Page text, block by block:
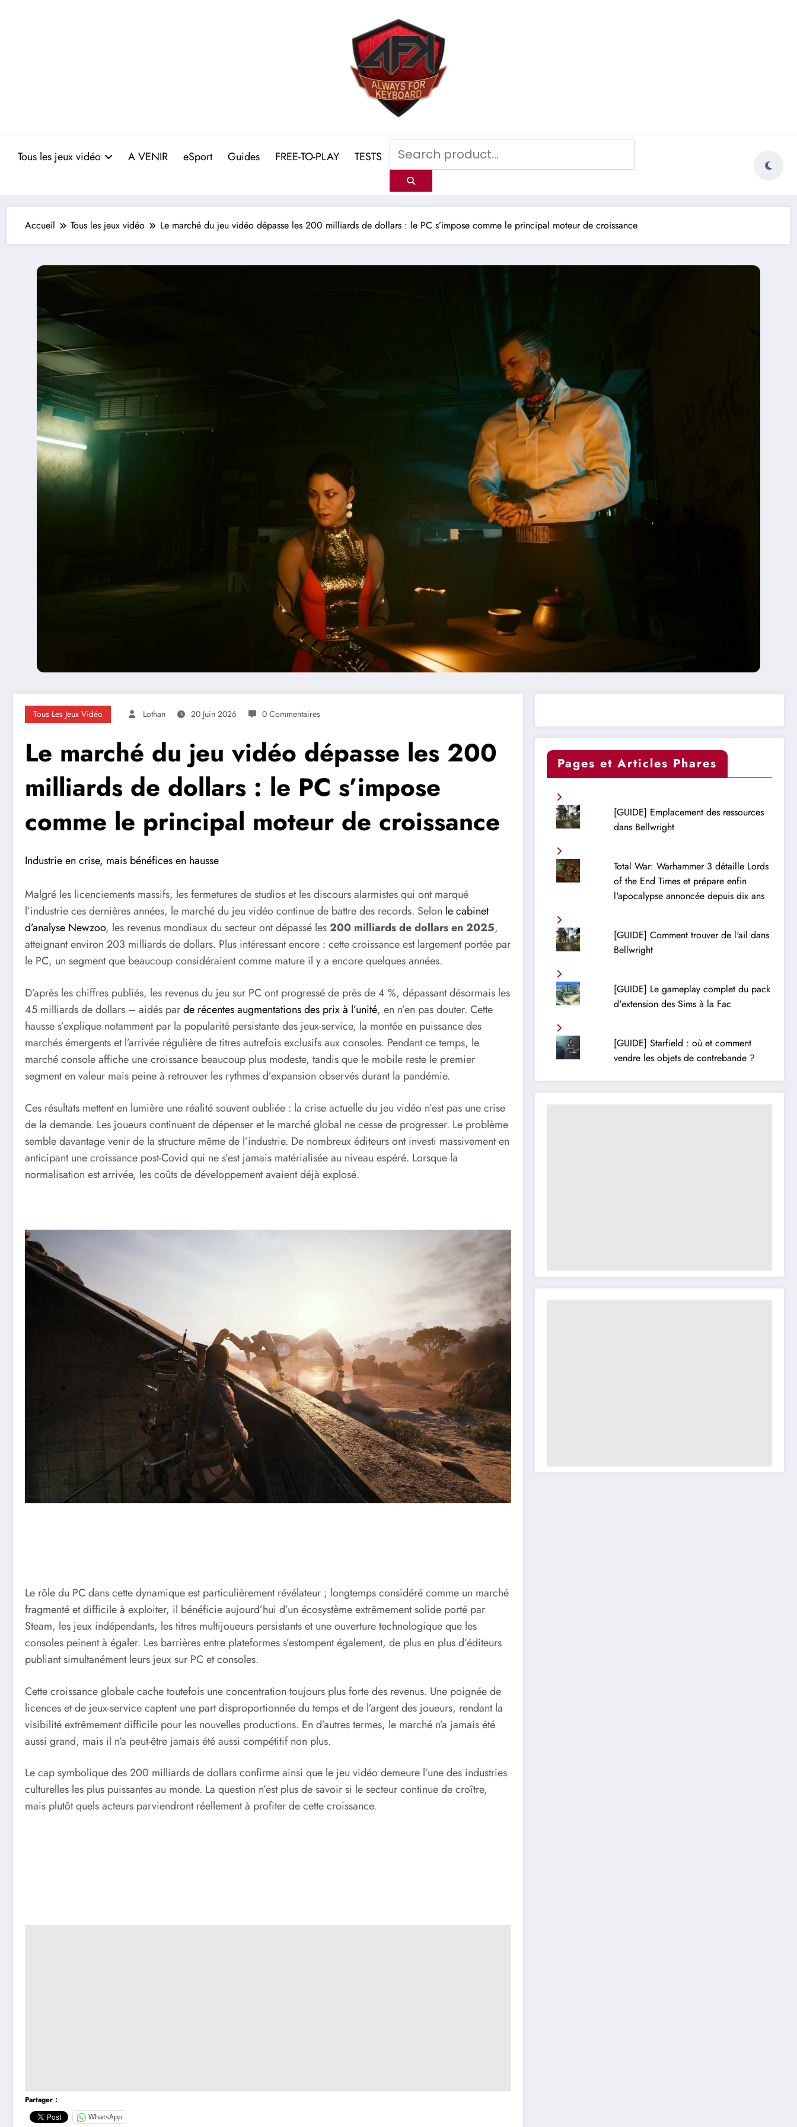
Tous les jeux vidéo A VENIR eSport Guides FREE-TO-PLAY TESTS
Accueil Tous les jeux vidéo Le marché du jeu vidéo dépasse les 200 milliards de dollars : le PC s’impose comme le principal moteur de croissance
Tous Les Jeux Vidéo Lothan 20 Juin 2026 0 Commentaires
Le marché du jeu vidéo dépasse les 200
milliards de dollars : le PC s’impose
comme le principal moteur de croissance
Industrie en crise, mais bénéfices en hausse
Malgré les licenciements massifs, les fermetures de studios et les discours alarmistes qui ont marqué
l’industrie ces dernières années, le marché du jeu vidéo continue de battre des records. Selon le cabinet
d’analyse Newzoo, les revenus mondiaux du secteur ont dépassé les200 milliards de dollars en 2025,
atteignant environ 203 milliards de dollars. Plus intéressant encore : cette croissance est largement portée par
le PC, un segment que beaucoup considéraient comme mature il y a encore quelques années.
D’après les chiffres publiés, les revenus du jeu sur PC ont progressé de près de 4 %, dépassant désormais les
45 milliards de dollars – aidés parde récentes augmentations des prix à l’unité, en n’en pas douter. Cette
hausse s’explique notamment par la popularité persistante des jeux-service, la montée en puissance des
marchés émergents et l’arrivée régulière de titres autrefois exclusifs aux consoles. Pendant ce temps, le
marché console affiche une croissance beaucoup plus modeste, tandis que le mobile reste le premier
segment en valeur mais peine à retrouver les rythmes d’expansion observés durant la pandémie.
Ces résultats mettent en lumière une réalité souvent oubliée : la crise actuelle du jeu vidéo n’est pas une crise
de la demande. Les joueurs continuent de dépenser et le marché global ne cesse de progresser. Le problème
semble davantage venir de la structure même de l’industrie. De nombreux éditeurs ont investi massivement en
anticipant une croissance post-Covid qui ne s’est jamais matérialisée au niveau espéré. Lorsque la
normalisation est arrivée, les coûts de développement avaient déjà explosé.
Le rôle du PC dans cette dynamique est particulièrement révélateur ; longtemps considéré comme un marché
fragmenté et difficile à exploiter, il bénéficie aujourd’hui d’un écosystème extrêmement solide porté par
Steam, les jeux indépendants, les titres multijoueurs persistants et une ouverture technologique que les
consoles peinent à égaler. Les barrières entre plateformes s’estompent également, de plus en plus d’éditeurs
publiant simultanément leurs jeux sur PC et consoles.
Cette croissance globale cache toutefois une concentration toujours plus forte des revenus. Une poignée de
licences et de jeux-service captent une part disproportionnée du temps et de l’argent des joueurs, rendant la
visibilité extrêmement difficile pour les nouvelles productions. En d’autres termes, le marché n’a jamais été
aussi grand, mais il n’a peut-être jamais été aussi compétitif non plus.
Le cap symbolique des 200 milliards de dollars confirme ainsi que le jeu vidéo demeure l’une des industries
culturelles les plus puissantes au monde. La question n’est plus de savoir si le secteur continue de croître,
mais plutôt quels acteurs parviendront réellement à profiter de cette croissance.
Partager :
WhatsApp
Pages et Articles Phares
[GUIDE] Emplacement des ressources
dans Bellwright
Total War: Warhammer 3 détaille Lords
of the End Times et prépare enfin
l'apocalypse annoncée depuis dix ans
[GUIDE] Comment trouver de l'ail dans
Bellwright
[GUIDE] Le gameplay complet du pack
d'extension des Sims à la Fac
[GUIDE] Starfield : où et comment
vendre les objets de contrebande ?